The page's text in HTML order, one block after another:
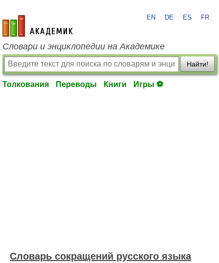
academic.ru
EN DE ES FR
Словари и энциклопедии на Академике
Найти!
Толкования Переводы Книги Игры ⚽
Словарь сокращений русского языка